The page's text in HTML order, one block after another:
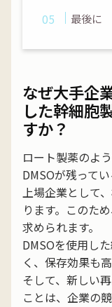
最後に
なぜ大手企
した幹細胞
すか？
ロート製薬のよ
DMSOが残って
上場企業として
ります。このた
求められます。
DMSOを使用し
く、保存効果も
そして、新しい
ことは、企業の